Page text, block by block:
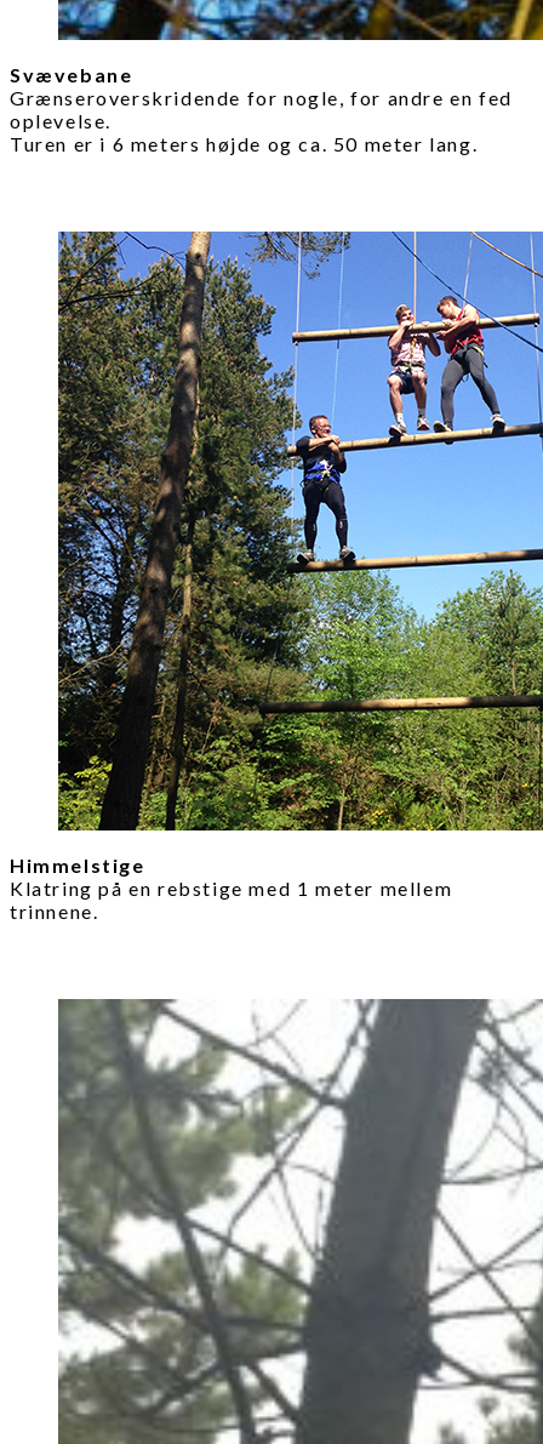
Svævebane
Grænseroverskridende for nogle, for andre en fed
oplevelse.
Turen er i 6 meters højde og ca. 50 meter lang.
Himmelstige
Klatring på en rebstige med 1 meter mellem
trinnene.